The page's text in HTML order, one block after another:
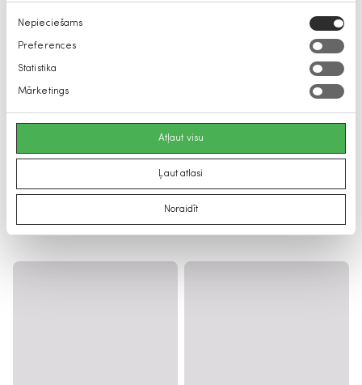
Piekrišanas
izvēle
Nepieciešams
Preferences
Statistika
Mārketings
Atļaut visu
Ļaut atlasi
Noraidīt